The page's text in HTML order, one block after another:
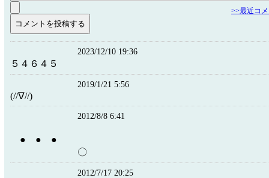
>>最近コ
2023/12/10 19:36
５４６４５
2019/1/21 5:56
(//∇//)
2012/8/8 6:41
● ● ●
〇
2012/7/17 20:25